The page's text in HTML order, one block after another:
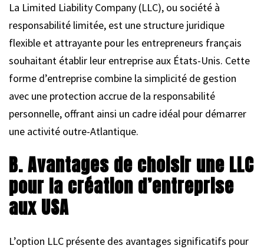
La Limited Liability Company (LLC), ou société à
responsabilité limitée, est une structure juridique
flexible et attrayante pour les entrepreneurs français
souhaitant établir leur entreprise aux États-Unis. Cette
forme d’entreprise combine la simplicité de gestion
avec une protection accrue de la responsabilité
personnelle, offrant ainsi un cadre idéal pour démarrer
une activité outre-Atlantique.
B. Avantages de choisir une LLC
pour la création d’entreprise
aux USA
L’option LLC présente des avantages significatifs pour